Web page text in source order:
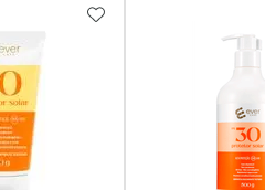
ADICIONAR AOS